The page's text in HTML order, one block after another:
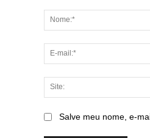
Salve meu nome, e-